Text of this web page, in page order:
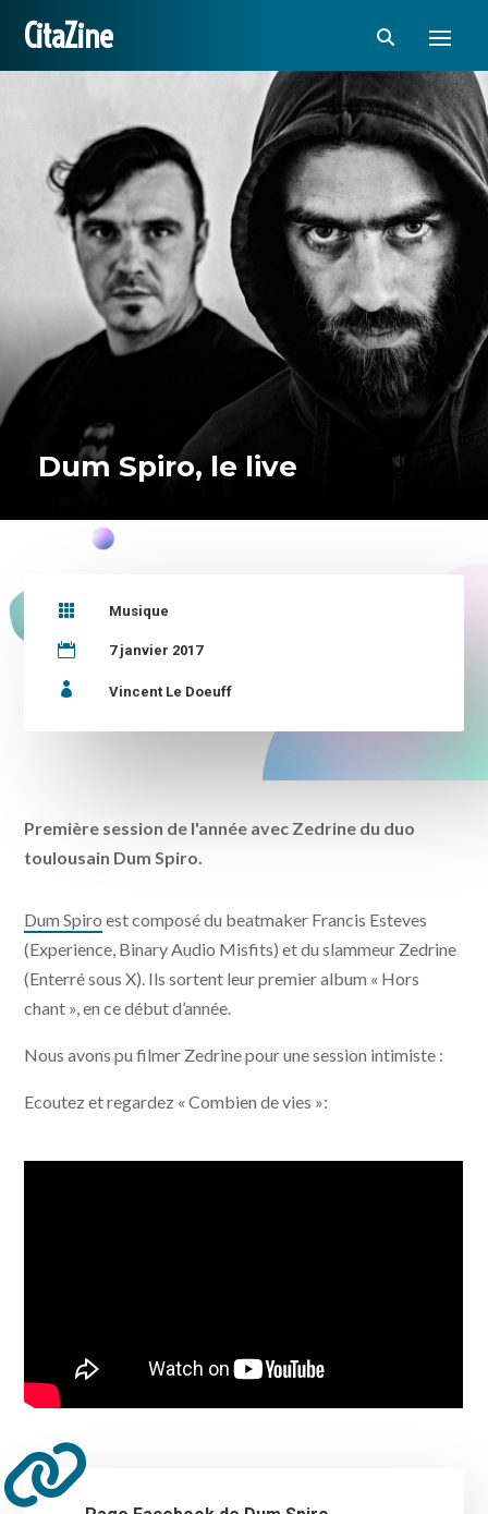
CitaZine
Dum Spiro, le live
 Musique
 7 janvier 2017
 Vincent Le Doeuff
Première session de l'année avec Zedrine du duo
toulousain Dum Spiro.
Dum Spiro est composé du beatmaker Francis Esteves
(Experience, Binary Audio Misfits) et du slammeur Zedrine
(Enterré sous X). Ils sortent leur premier album « Hors
chant », en ce début d’année.
Nous avons pu filmer Zedrine pour une session intimiste :
Ecoutez et regardez « Combien de vies »: